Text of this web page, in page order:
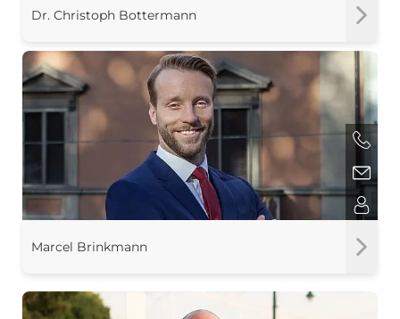
Dr. Christoph Bottermann
Marcel Brinkmann